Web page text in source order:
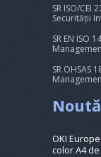
SR ISO/CEI
Securității
SR EN ISO
SR OHSAS
OKI
color A4